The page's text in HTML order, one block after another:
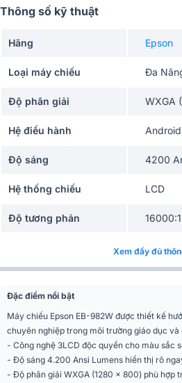
Thông số kỹ thuật
Hãng Epson
Loại máy chiếu Đa
Độ phân giải WXGA
Hệ điều hành Android
Độ sáng 4200
Hệ thống chiếu LCD
Độ tương phản 16000:1
phòng
hợp lý
50 -
Cổng kết nối
VGA,
15-pin),
trong
Xem đầy đủ
Đặc điểm nổi bật
Máy chiếu Epson EB-982W được thiết kế
chuyên nghiệp trong môi trường giáo dục và
- Công nghệ 3LCD độc quyền cho màu sắc
- Độ sáng 4.200 Ansi Lumens hiển thị rõ
- Độ phân giải WXGA (1280 x 800) phù hợp